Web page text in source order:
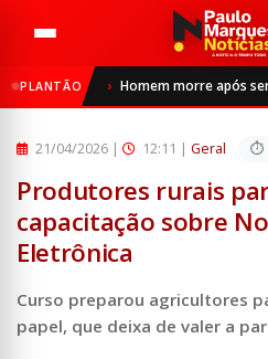
PLANTÃO Homem morre após ser atingido
Geral
Produtores rurais participam de
21/04/2026 | 12:11 | Geral
Produtores rurais
capacitação sobre
Eletrônica
Curso preparou agricultores
papel, que deixa de valer a